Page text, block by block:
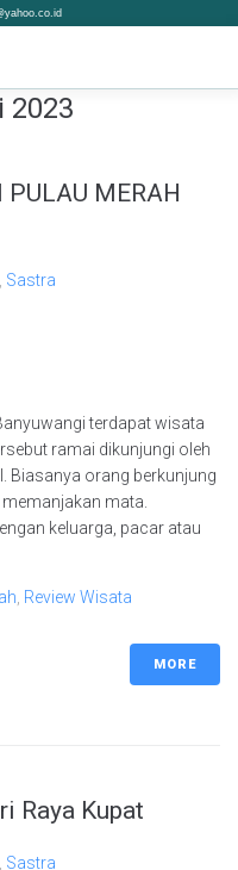
2023
MERAH
Sastra
terdapat wisata
ramai dikunjungi oleh
Biasanya orang berkunjung
mata.
keluarga, pacar atau
Review Wisata
MORE
Raya Kupat
Sastra